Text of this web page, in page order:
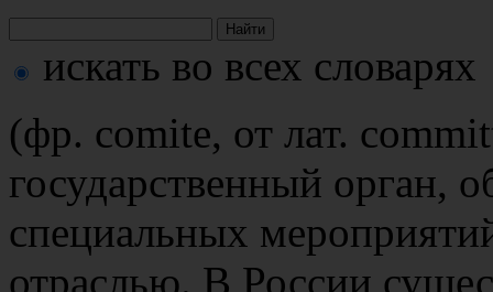
искать во всех словарях
(фр. comite, от лат.
государственный орган,
специальных
отраслью. В России